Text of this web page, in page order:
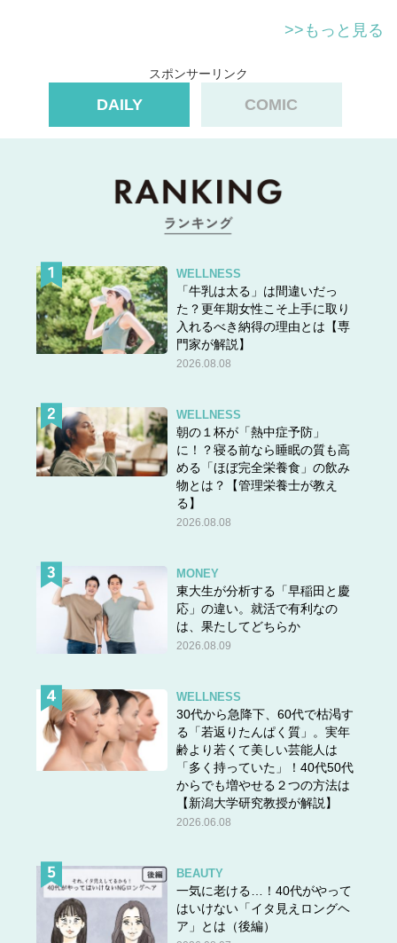
>>もっと見る
スポンサーリンク
DAILY COMIC
WELLNESS
「牛乳は太る」は間違いだっ
た？更年期女性こそ上手に取り
入れるべき納得の理由とは【専
門家が解説】
2026.08.08
WELLNESS
朝の１杯が「熱中症予防」
に！？寝る前なら睡眠の質も高
める「ほぼ完全栄養食」の飲み
物とは？【管理栄養士が教え
る】
2026.08.08
MONEY
東大生が分析する「早稲田と慶
応」の違い。就活で有利なの
は、果たしてどちらか
2026.08.09
WELLNESS
30代から急降下、60代で枯渇す
る「若返りたんぱく質」。実年
齢より若くて美しい芸能人は
「多く持っていた」！40代50代
からでも増やせる２つの方法は
【新潟大学研究教授が解説】
2026.06.08
BEAUTY
一気に老ける…！40代がやって
はいけない「イタ見えロングヘ
ア」とは（後編）